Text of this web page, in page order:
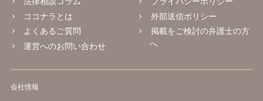
ココナラとは
よくあるご質問
運営へのお問い合わせ
外部送信ポリシー
掲載をご検討の弁護士の方
へ
会社情報